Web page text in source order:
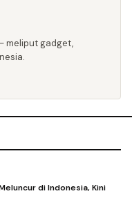
meliput gadget,
di Indonesia, Kini